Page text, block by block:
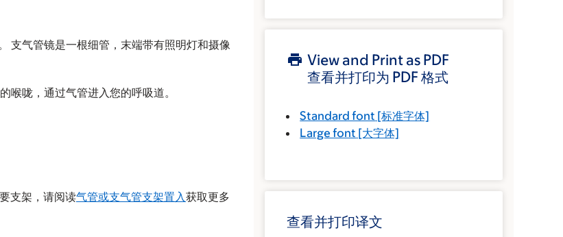
支气管镜是一根细管，末端带有照明灯和摄像
喉咙，通过气管进入您的呼吸道。
支架，请阅读气管或支气管支架置入获取更多
View and Print as PDF
查看并打印为 PDF 格式
Standard font [标准字体]
Large font [大字体]
查看并打印译文